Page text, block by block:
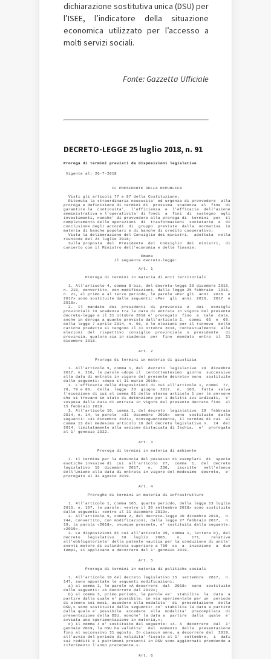
dichiarazione sostitutiva unica (DSU) per
l’ISEE, l’indicatore della situazione
economica utilizzato per l’accesso a
molti servizi sociali.
Fonte: Gazzetta Ufficiale
DECRETO-LEGGE 25 luglio 2018, n. 91
Proroga di termini previsti da disposizioni legislative
                    IL PRESIDENTE DELLA REPUBLICA
  Visti gli articoli 77 e 87 della Costituzione;
  Ritenuta la straordinaria necessita' ed urgenza di provvedere  alla
proroga e definizione di termini di  prossima  scadenza  al  fine  di
garantire la  continuita',  l'efficienza  e  l'efficacia  dell'azione
amministrativa e l'operativita' di fondi  a  fini  di  sostegno  agli
investimenti, nonche' di provvedere alla proroga di  termini  per  il
completamento delle operazioni  di  trasformazioni  societarie  e  di
conclusione degli accordi  di  gruppo  previste  dalla  normativa  in
materia di banche popolari e di banche di credito cooperativo;
  Vista la deliberazione del Consiglio dei ministri,  adottata  nella
riunione del 24 luglio 2018;
  Sulla proposta  del  Presidente  del  Consiglio  dei  ministri,  di
concerto con il Ministro dell'economia e delle finanze;
                                Emana
                     il seguente decreto-legge:
                               Art. 1
         Proroga di termini in materia di enti territoriali
  1. All'articolo 4, comma 6-bis, del decreto-legge 30 dicembre 2015,
n. 210, convertito, con modificazioni, dalla legge 25 febbraio  2016,
n. 21, al primo e al terzo periodo, le parole «Per gli  anni  2016  e
2017» sono sostituite dalle seguenti: «Per  gli  anni  2016,  2017  e
2018».
  2.  Il  mandato  dei  presidenti  di  provincia  e   dei   consigli
provinciali in scadenza tra la data di entrata in vigore del presente
decreto-legge e il 31 ottobre 2018 e' prorogato  fino  a  tale  data,
anche in deroga a quanto previsto dall'articolo 1,  commi  65  e  69,
della legge 7 aprile 2014, n. 56, e le elezioni per il rinnovo  delle
cariche predette si tengono il 31 ottobre 2018, contestualmente  alle
elezioni  del  rispettivo  consiglio  provinciale  o  presidente   di
provincia, qualora sia in scadenza  per  fine  mandato  entro  il  31
                               Art. 2
             Proroga di termini in materia di giustizia
  1. All'articolo 9, comma 1, del  decreto  legislativo  29  dicembre
2017, n. 216, le parole «dopo il  centottantesimo  giorno  successivo
alla data di entrata in vigore del presente decreto» sono  sostituite
dalle seguenti: «dopo il 31 marzo 2019».
  2. L'efficacia delle disposizioni di cui all'articolo 1, commi  77,
78, 79 e 80,  della  legge  23  giugno  2017,  n.  103,  fatta  salva
l'eccezione di cui al comma 81 dello stesso articolo 1 per le persone
che si trovano in stato di detenzione per i delitti ivi indicati,  e'
sospesa dalla data di entrata in vigore del presente decreto fino  al
15 febbraio 2019.
  3. All'articolo 10, comma 1, del decreto  legislativo  19  febbraio
2014, n. 14, le parole  «31  dicembre  2016»  sono  sostituite  dalle
seguenti: «31 dicembre 2021», conseguentemente, il termine di cui  al
comma 13 del medesimo articolo 10 del decreto legislativo n.  14  del
2014, limitatamente alla sezione distaccata di Ischia,  e'  prorogato
                               Art. 3
              Proroga di termini in materia di ambiente
  1. Il termine per la denuncia del possesso di esemplari  di  specie
esotiche invasive di  cui  all'articolo  27,  comma  1,  del  decreto
legislativo  15  dicembre  2017,   n.   230,   iscritte   nell'elenco
dell'Unione alla data di entrata in vigore del medesimo  decreto,  e'
                               Art. 4
          Proroghe di termini in materia di infrastrutture
  1. All'articolo 1, comma 165, quarto periodo, della legge 13 luglio
2015, n. 107, le parole: «entro il 30 settembre 2018» sono sostituite
dalle seguenti: «entro il 31 dicembre 2019».
  2. All'articolo 9, comma 2, del decreto-legge 30 dicembre 2016,  n.
244, convertito, con modificazioni, dalla legge 27 febbraio 2017,  n.
19, la parola «2018», ovunque presente, e' sostituita dalla seguente:
«2019».
  3. Le disposizioni di cui all'articolo 39, comma 1, lettera b), del
decreto   legislativo   18   luglio   2005,    n.    171,    relative
all'obbligatorieta' della patente nautica per la conduzione di unita'
aventi motore di cilindrata superiore a 750  cc  a  iniezione  a  due
                               Art. 5
         Proroga di termini in materia di politiche sociali
  1. All'articolo 10 del decreto legislativo 15  settembre  2017,  n.
147, sono apportate le seguenti modificazioni:
  a) al comma 1, le parole «A decorrere  dal  2018»  sono  sostituite
dalle seguenti: «A decorrere dal 2019»;
  b) al comma 3, primo periodo, le parole «e'  stabilita  la  data  a
partire dalla quale e' possibile, in via sperimentale per un  periodo
di almeno sei mesi, accedere alla modalita'  di  presentazione  della
DSU,» sono sostituite dalle seguenti: «e' stabilita la data a partire
dalla quale e' possibile  accedere  alla  modalita'  precompilata  di
presentazione della DSU, nonche' la data a  partire  dalla  quale  e'
avviata una sperimentazione in materia,»;
  c) il comma 4 e' sostituito dal seguente: «4. A  decorrere  dal  1°
gennaio 2019, la DSU ha validita'  dal  momento  della  presentazione
fino al successivo 31 agosto. In ciascun anno, a decorrere dal  2019,
all'avvio del periodo di validita' fissato al 1°  settembre,  i  dati
sui redditi e i patrimoni presenti in DSU sono aggiornati prendendo a
                               Art. 6